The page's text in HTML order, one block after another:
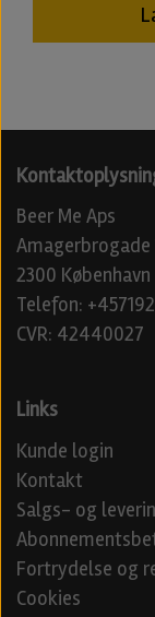
Beer Me Aps
Amagerbrogade
2300 København
Telefon:
CVR: 42440027
Links
Kunde login
Kontakt
Salgs- og
Fortrydelse og
Cookies